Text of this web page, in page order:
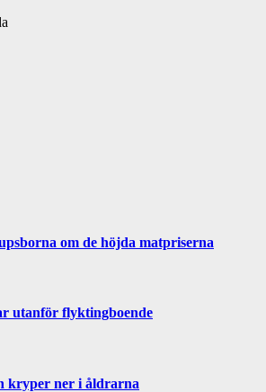
om de höjda matpriserna
utanför flyktingboende
kryper ner i åldrarna